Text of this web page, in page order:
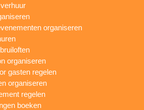
organiseren
organiseren
gasten regelen
organiseren
regelen
boeken